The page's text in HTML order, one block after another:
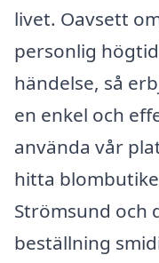
livet. Oavsett
personlig
händelse, så
en enkel och
använda vår
hitta
Strömsund och
beställning